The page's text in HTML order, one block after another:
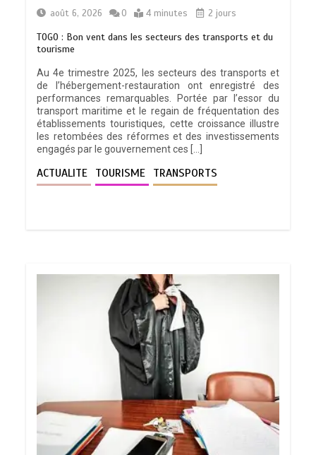
août 6, 2026
0 4 minutes 2 jours
TOGO : Bon vent dans les secteurs des transports et du
tourisme
Au 4e trimestre 2025, les secteurs des transports et
de l’hébergement-restauration ont enregistré des
performances remarquables. Portée par l’essor du
transport maritime et le regain de fréquentation des
établissements touristiques, cette croissance illustre
les retombées des réformes et des investissements
engagés par le gouvernement ces […]
ACTUALITE TOURISME TRANSPORTS